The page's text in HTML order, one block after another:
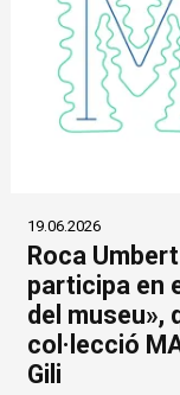
19.06.2026
Roca
participa en
del museu»,
col·lecció
Gili